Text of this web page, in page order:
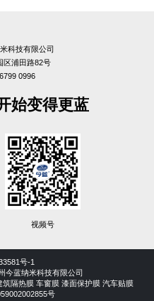
科技有限公司
区浦田路82号
0996
始变得更蓝
视频号
号-1
今蓝纳米科技有限公司
筑隔热膜 车窗膜 漆面保护膜 汽车贴膜
号